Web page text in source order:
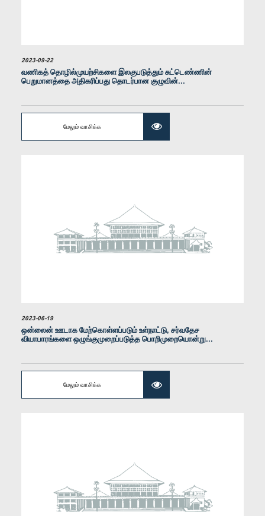
2023-09-22
வணிகத் தொழில்முயற்சிகளை இலகுபடுத்தும் சுட்டெண்ணின்
பெறுமானத்தை அதிகரிப்பது தொடர்பான குழுவின்...
மேலும் வாசிக்க
2023-06-19
ஒன்லைன் ஊடாக மேற்கொள்ளப்படும் உள்நாட்டு, சர்வதேச
வியாபாரங்களை ஒழுங்குமுறைப்படுத்த பொறிமுறையொன்று...
மேலும் வாசிக்க